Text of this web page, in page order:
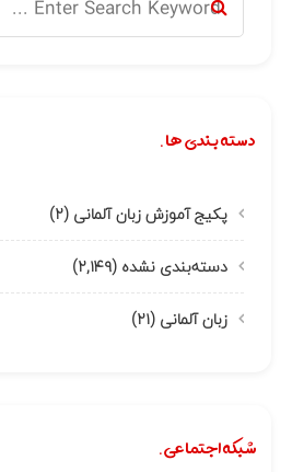
دسته بندی ها.
پکیج آموزش زبان آلمانی (۲)
دسته‌بندی نشده (۲,۱۴۹)
زبان آلمانی (۲۱)
شبکه اجتماعی.